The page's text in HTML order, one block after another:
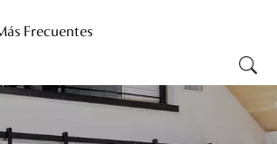
Frecuentes